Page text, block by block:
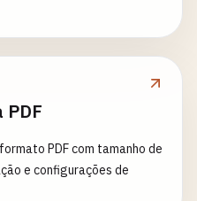
PDF
PDF com tamanho de
e configurações de